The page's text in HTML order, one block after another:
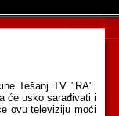
Tešanj TV "RA".
će usko sarađivati i
ovu televiziju moći